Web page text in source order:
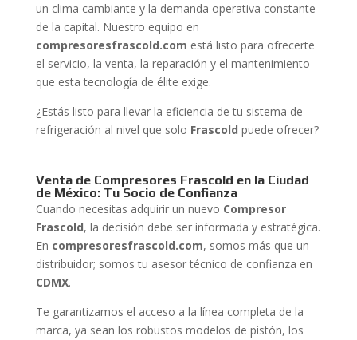
un clima cambiante y la demanda operativa constante
de la capital. Nuestro equipo en
compresoresfrascold.com está listo para ofrecerte
el servicio, la venta, la reparación y el mantenimiento
que esta tecnología de élite exige.
¿Estás listo para llevar la eficiencia de tu sistema de
refrigeración al nivel que solo Frascold puede ofrecer?
Venta de Compresores Frascold en la Ciudad
de México: Tu Socio de Confianza
Cuando necesitas adquirir un nuevo Compresor
Frascold, la decisión debe ser informada y estratégica.
En compresoresfrascold.com, somos más que un
distribuidor; somos tu asesor técnico de confianza en
CDMX.
Te garantizamos el acceso a la línea completa de la
marca, ya sean los robustos modelos de pistón, los